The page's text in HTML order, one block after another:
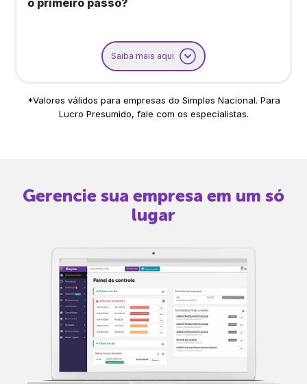
Saiba mais aqui
*Valores válidos para empresas do Simples Nacional. Para
Lucro Presumido, fale com os especialistas.
Gerencie sua empresa em um só
lugar